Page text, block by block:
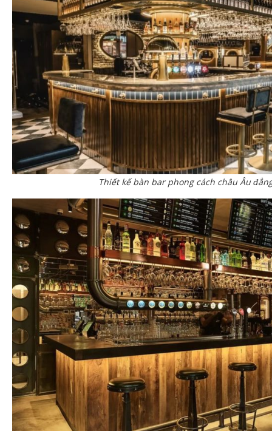
Thiết kế bàn bar phong cách châu Âu